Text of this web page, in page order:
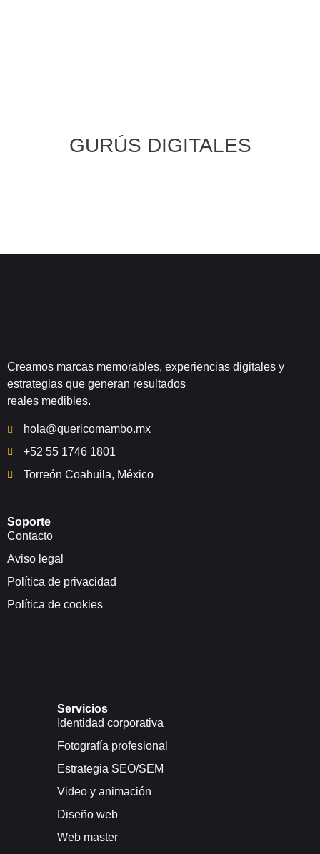
GURÚS DIGITALES
Creamos marcas memorables, experiencias digitales y
estrategias que generan resultados
reales medibles.
hola@quericomambo.mx
+52 55 1746 1801
Torreón Coahuila, México
Soporte
Contacto
Aviso legal
Política de privacidad
Política de cookies
Servicios
Identidad corporativa
Fotografía profesional
Estrategia SEO/SEM
Video y animación
Diseño web
Web master